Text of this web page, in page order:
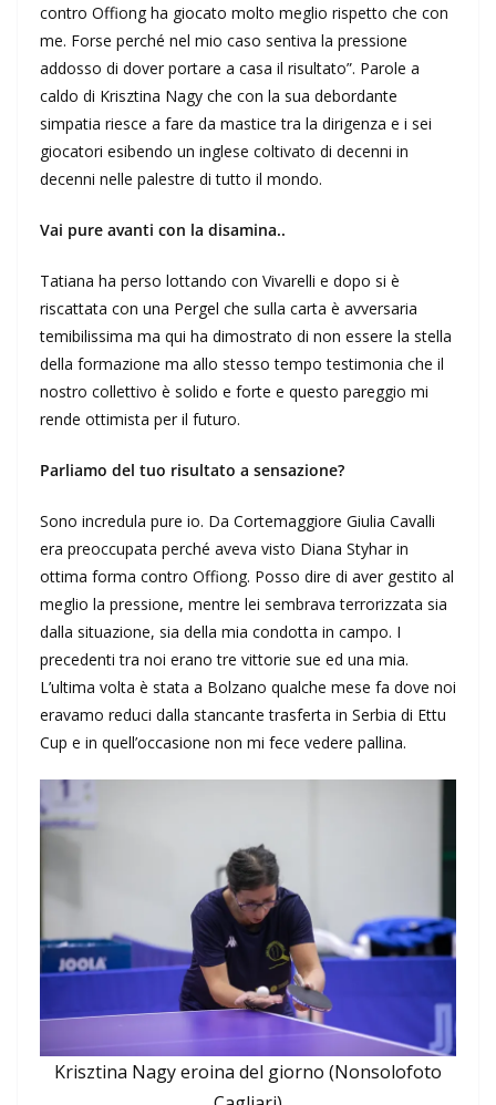
contro Offiong ha giocato molto meglio rispetto che con
me. Forse perché nel mio caso sentiva la pressione
addosso di dover portare a casa il risultato”. Parole a
caldo di Krisztina Nagy che con la sua debordante
simpatia riesce a fare da mastice tra la dirigenza e i sei
giocatori esibendo un inglese coltivato di decenni in
decenni nelle palestre di tutto il mondo.
Vai pure avanti con la disamina..
Tatiana ha perso lottando con Vivarelli e dopo si è
riscattata con una Pergel che sulla carta è avversaria
temibilissima ma qui ha dimostrato di non essere la stella
della formazione ma allo stesso tempo testimonia che il
nostro collettivo è solido e forte e questo pareggio mi
rende ottimista per il futuro.
Parliamo del tuo risultato a sensazione?
Sono incredula pure io. Da Cortemaggiore Giulia Cavalli
era preoccupata perché aveva visto Diana Styhar in
ottima forma contro Offiong. Posso dire di aver gestito al
meglio la pressione, mentre lei sembrava terrorizzata sia
dalla situazione, sia della mia condotta in campo. I
precedenti tra noi erano tre vittorie sue ed una mia.
L’ultima volta è stata a Bolzano qualche mese fa dove noi
eravamo reduci dalla stancante trasferta in Serbia di Ettu
Cup e in quell’occasione non mi fece vedere pallina.
Krisztina Nagy eroina del giorno (Nonsolofoto